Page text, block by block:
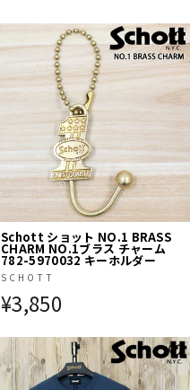
Schott ショット NO.1 BRASS
CHARM NO.1ブラス チャーム
782-5970032 キーホルダー
SCHOTT
¥3,850